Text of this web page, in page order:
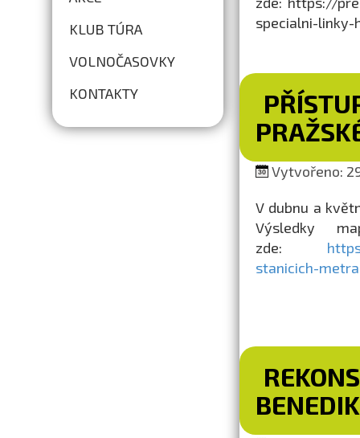
KLUB TÚRA
VOLNOČASOVKY
KONTAKTY
specialni-linky-
Vytvořeno:
V dubnu a
Výsledky
zde:
stanicich-metra